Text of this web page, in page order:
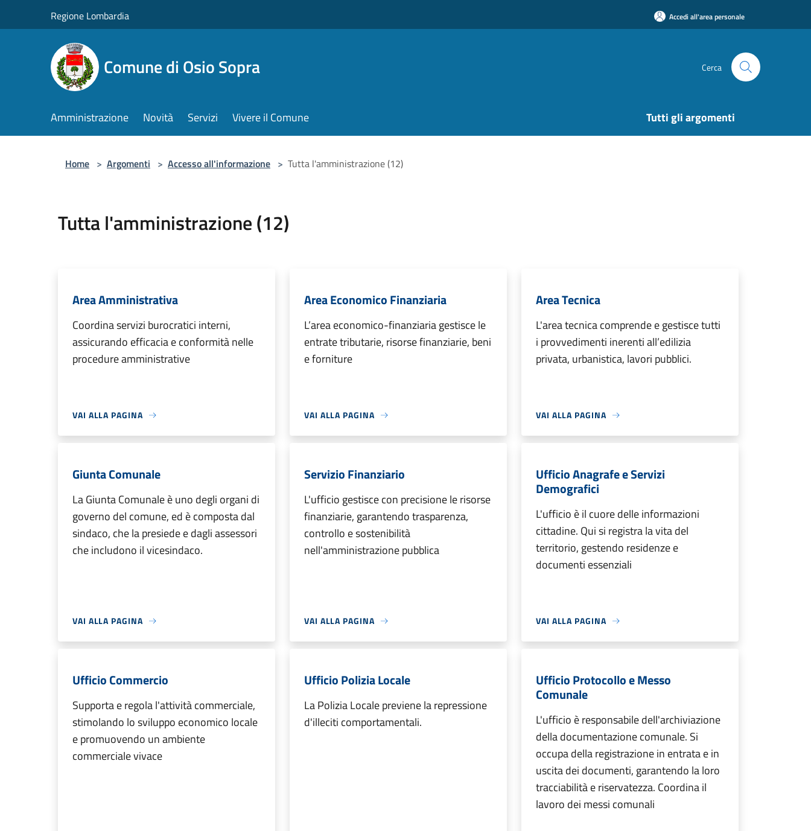
Regione Lombardia Accedi all'area personale
Comune di Osio Sopra Cerca
Amministrazione Novità Servizi Vivere il Comune Tutti gli argomenti
Home > Argomenti > Accesso all'informazione > Tutta l'amministrazione (12)
Tutta l'amministrazione (12)
Area Amministrativa
Coordina servizi burocratici interni,
assicurando efficacia e conformità nelle
procedure amministrative
VAI ALLA PAGINA
Area Economico Finanziaria
L’area economico-finanziaria gestisce le
entrate tributarie, risorse finanziarie, beni
e forniture
VAI ALLA PAGINA
Area Tecnica
L'area tecnica comprende e gestisce tutti
i provvedimenti inerenti all’edilizia
privata, urbanistica, lavori pubblici.
VAI ALLA PAGINA
Giunta Comunale
La Giunta Comunale è uno degli organi di
governo del comune, ed è composta dal
sindaco, che la presiede e dagli assessori
che includono il vicesindaco.
VAI ALLA PAGINA
Servizio Finanziario
L'ufficio gestisce con precisione le risorse
finanziarie, garantendo trasparenza,
controllo e sostenibilità
nell'amministrazione pubblica
VAI ALLA PAGINA
Ufficio Anagrafe e Servizi
Demografici
L'ufficio è il cuore delle informazioni
cittadine. Qui si registra la vita del
territorio, gestendo residenze e
documenti essenziali
VAI ALLA PAGINA
Ufficio Commercio
Supporta e regola l'attività commerciale,
stimolando lo sviluppo economico locale
e promuovendo un ambiente
commerciale vivace
Ufficio Polizia Locale
La Polizia Locale previene la repressione
d'illeciti comportamentali.
Ufficio Protocollo e Messo
Comunale
L'ufficio è responsabile dell'archiviazione
della documentazione comunale. Si
occupa della registrazione in entrata e in
uscita dei documenti, garantendo la loro
tracciabilità e riservatezza. Coordina il
lavoro dei messi comunali